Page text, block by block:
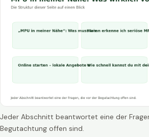
Jeder Abschnitt beantwortet eine der
Begutachtung offen sind.